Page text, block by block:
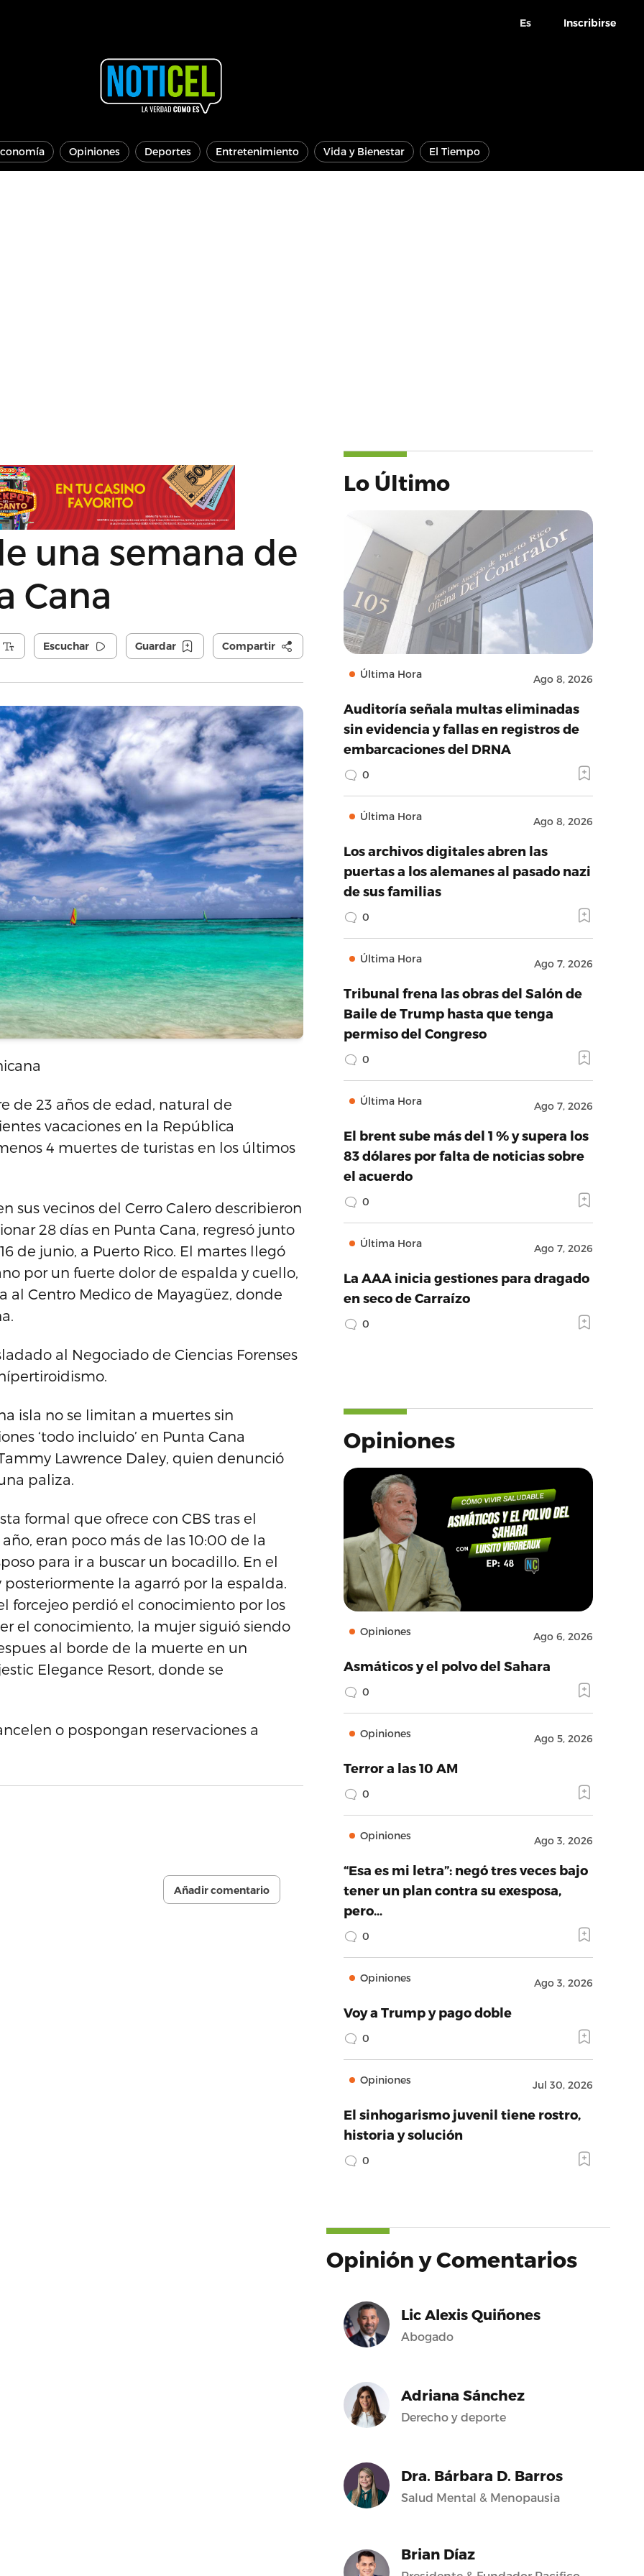
Es Inscribirse
Opiniones Deportes Entretenimiento Vida y Bienestar El Tiempo
una semana de
Cana
Escuchar Guardar Compartir
de 23 años de edad, natural de
vacaciones en la República
4 muertes de turistas en los últimos
sus vecinos del Cerro Calero describieron
28 días en Punta Cana, regresó junto
de junio, a Puerto Rico. El martes llegó
por un fuerte dolor de espalda y cuello,
al Centro Medico de Mayagüez, donde
al Negociado de Ciencias Forenses
isla no se limitan a muertes sin
‘todo incluido’ en Punta Cana
Lawrence Daley, quien denunció
paliza.
formal que ofrece con CBS tras el
eran poco más de las 10:00 de la
para ir a buscar un bocadillo. En el
la agarró por la espalda.
forcejeo perdió el conocimiento por los
el conocimiento, la mujer siguió siendo
al borde de la muerte en un
Elegance Resort, donde se
o pospongan reservaciones a
Añadir comentario
Lo Último
Última Hora Ago 8, 2026
Auditoría señala multas eliminadas
sin evidencia y fallas en registros de
embarcaciones del DRNA
0
Última Hora Ago 8, 2026
Los archivos digitales abren las
puertas a los alemanes al pasado nazi
de sus familias
0
Última Hora Ago 7, 2026
Tribunal frena las obras del Salón de
Baile de Trump hasta que tenga
permiso del Congreso
0
Última Hora Ago 7, 2026
El brent sube más del 1 % y supera los
83 dólares por falta de noticias sobre
el acuerdo
0
Última Hora Ago 7, 2026
La AAA inicia gestiones para dragado
en seco de Carraízo
0
Opiniones
Opiniones Ago 6, 2026
Asmáticos y el polvo del Sahara
0
Opiniones Ago 5, 2026
Terror a las 10 AM
0
Opiniones Ago 3, 2026
“Esa es mi letra”: negó tres veces bajo
tener un plan contra su exesposa,
pero…
0
Opiniones Ago 3, 2026
Voy a Trump y pago doble
0
Opiniones Jul 30, 2026
El sinhogarismo juvenil tiene rostro,
historia y solución
0
Opinión y Comentarios
Lic Alexis Quiñones
Abogado
Adriana Sánchez
Derecho y deporte
Dra. Bárbara D. Barros
Salud Mental & Menopausia
Brian Díaz